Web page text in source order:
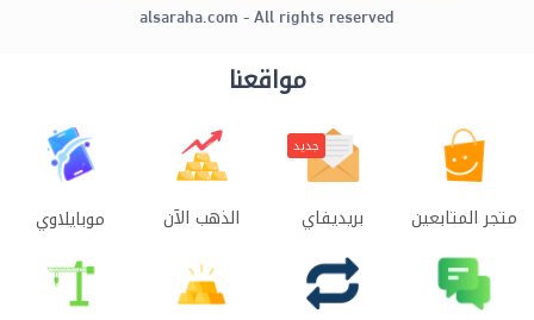
alsaraha.com - All rights reserved